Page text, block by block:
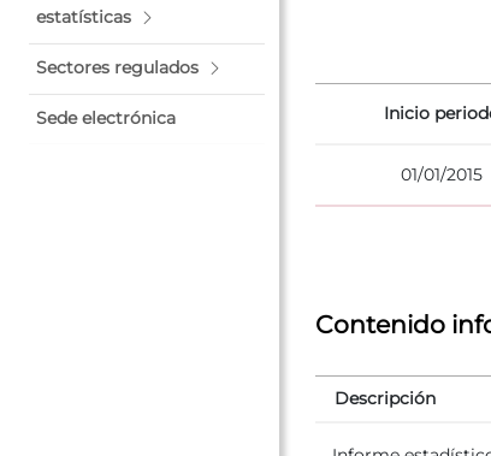
estatísticas
Sectores regulados
Sede electrónica Inicio
01/01/2015
Contenido
Descripción